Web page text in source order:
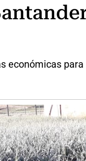
económicas